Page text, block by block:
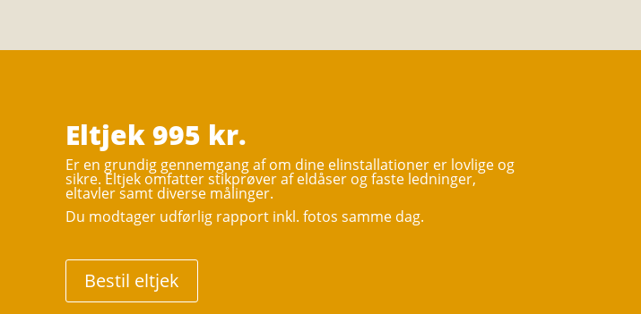
Eltjek 995 kr.
Er en grundig gennemgang af om dine elinstallationer er lovlige og
sikre. Eltjek omfatter stikprøver af eldåser og faste ledninger,
eltavler samt diverse målinger.
Du modtager udførlig rapport inkl. fotos samme dag.
Bestil eltjek